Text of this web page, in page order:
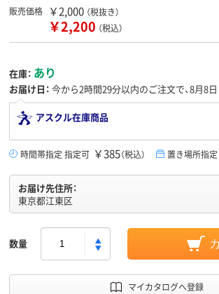
販売価格 ￥2,000 （税抜き）
￥2,200 （税込）
在庫： あり
お届け日： 今から2時間29分以内のご注文で、8月8日
アスクル在庫商品
時間帯指定 指定可 ￥385（税込） 置き場所指
お届け先住所：
東京都江東区
数量
マイカタログへ登録